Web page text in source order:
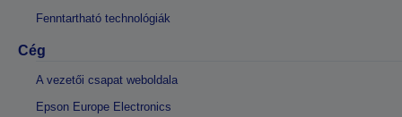
Fenntartható technológiák
Cég
A vezetői csapat weboldala
Epson Europe Electronics